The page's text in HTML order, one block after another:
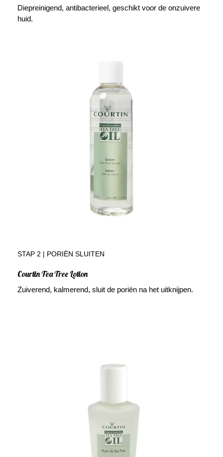
Diepreinigend, antibacterieel, geschikt voor de onzuivere
huid.
STAP 2 | PORIËN SLUITEN
Courtin Tea Tree Lotion
Zuiverend, kalmerend, sluit de poriën na het uitknijpen.